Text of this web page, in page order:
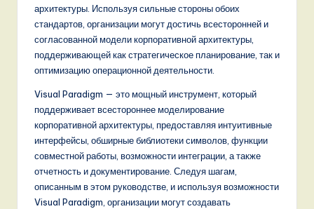
архитектуры. Используя сильные стороны обоих
стандартов, организации могут достичь всесторонней и
согласованной модели корпоративной архитектуры,
поддерживающей как стратегическое планирование, так и
оптимизацию операционной деятельности.
Visual Paradigm — это мощный инструмент, который
поддерживает всестороннее моделирование
корпоративной архитектуры, предоставляя интуитивные
интерфейсы, обширные библиотеки символов, функции
совместной работы, возможности интеграции, а также
отчетность и документирование. Следуя шагам,
описанным в этом руководстве, и используя возможности
Visual Paradigm, организации могут создавать